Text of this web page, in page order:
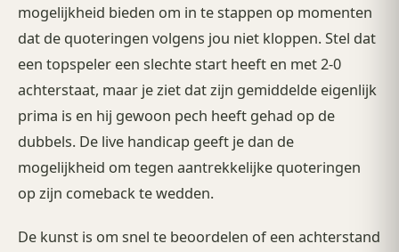
mogelijkheid bieden om in te stappen op momenten
dat de quoteringen volgens jou niet kloppen. Stel dat
een topspeler een slechte start heeft en met 2-0
achterstaat, maar je ziet dat zijn gemiddelde eigenlijk
prima is en hij gewoon pech heeft gehad op de
dubbels. De live handicap geeft je dan de
mogelijkheid om tegen aantrekkelijke quoteringen
op zijn comeback te wedden.
De kunst is om snel te beoordelen of een achterstand